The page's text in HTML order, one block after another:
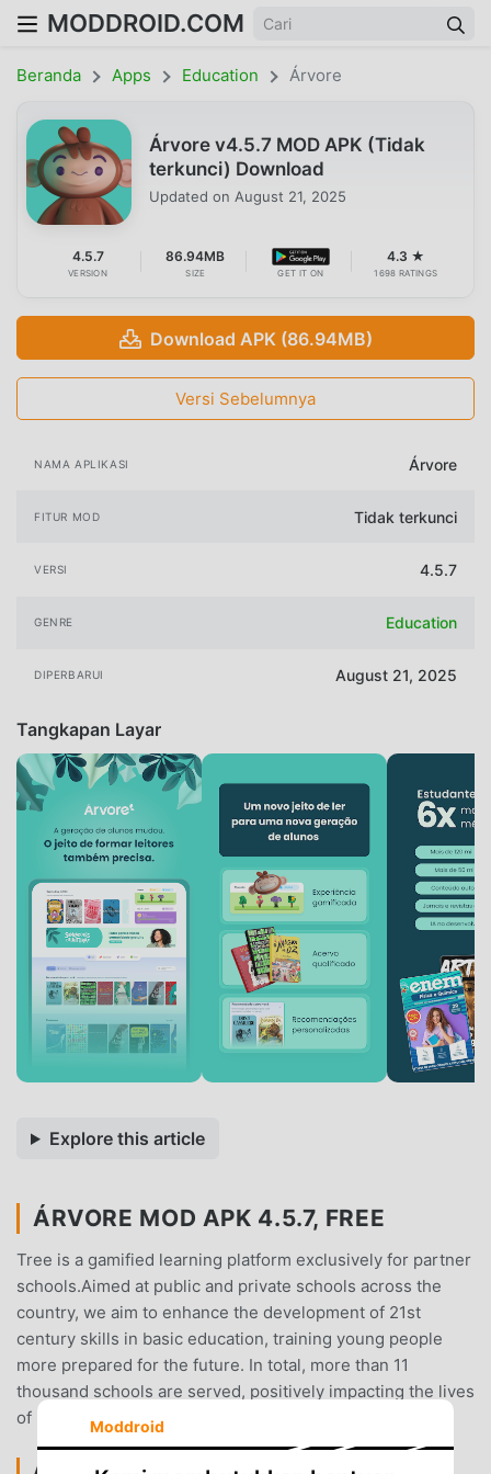
MODDROID.COM
Beranda Apps Education Árvore
Árvore v4.5.7 MOD APK (Tidak
terkunci) Download
Updated on August 21, 2025
4.5.7
VERSION
86.94MB
SIZE GET IT ON
4.3 ★
1698 RATINGS
Download APK (86.94MB)
Versi Sebelumnya
NAMA APLIKASI Árvore
FITUR MOD Tidak terkunci
VERSI 4.5.7
GENRE Education
DIPERBARUI August 21, 2025
Tangkapan Layar
Explore this article
ÁRVORE MOD APK 4.5.7, FREE
Tree is a gamified learning platform exclusively for partner
schools.Aimed at public and private schools across the
country, we aim to enhance the development of 21st
century skills in basic education, training young people
more prepared for the future. In total, more than 11
thousand schools are served, positively impacting the lives
of 2 million students.
Moddroid